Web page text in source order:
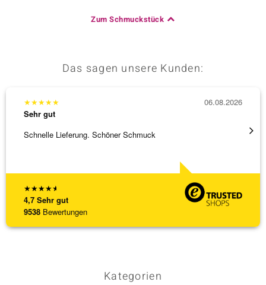
Zum Schmuckstück
Das sagen unsere Kunden:
★★★★★
4,7 Sehr gut
9538 Bewertungen
★★★★★
Sehr gut
Schnelle Lieferung. Schöner Schmuck
06.08.2026
Top
Kategorien